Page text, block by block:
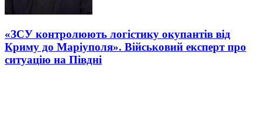
«ЗСУ контролюють логістику окупантів від
Криму до Маріуполя». Військовий експерт про
ситуацію на Півдні